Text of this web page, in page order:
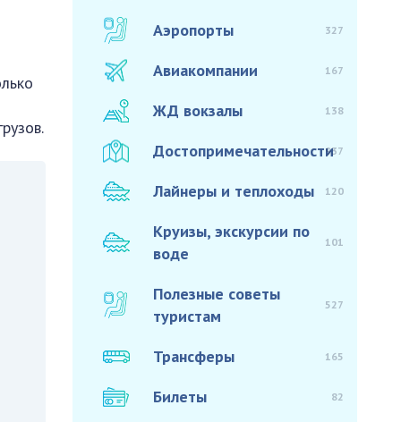
Аэропорты 327
Авиакомпании 167
ЖД вокзалы 138
Достопримечательности937
Лайнеры и теплоходы 120
Круизы, экскурсии по
воде
101
Полезные советы
туристам
527
Трансферы 165
Билеты 82